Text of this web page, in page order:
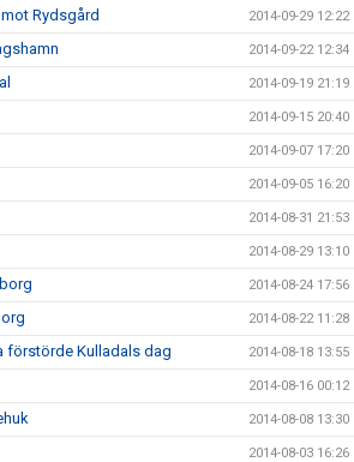
Rydsgård 2014-09-29 12:22
2014-09-22 12:34
2014-09-19 21:19
2014-09-15 20:40
2014-09-07 17:20
2014-09-05 16:20
2014-08-31 21:53
2014-08-29 13:10
2014-08-24 17:56
2014-08-22 11:28
förstörde Kulladals dag 2014-08-18 13:55
2014-08-16 00:12
2014-08-08 13:30
2014-08-03 16:26